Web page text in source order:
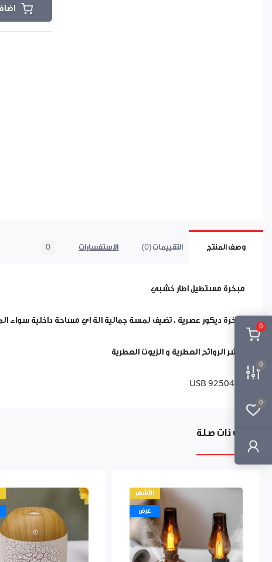
0
0
0
وصف المنتج التقييمات (0) الاستفسارات 0
مبخرة مستطيل اطار خشبي
مبخرة ديكور عصرية ، تضيف لمسة جمالية الة اي مساحة داخلية سواء
لنشر الروائح العطرية و الزيوت العطرية
USB 9250485
منتجات ذات صلة
الأشهر
عرض